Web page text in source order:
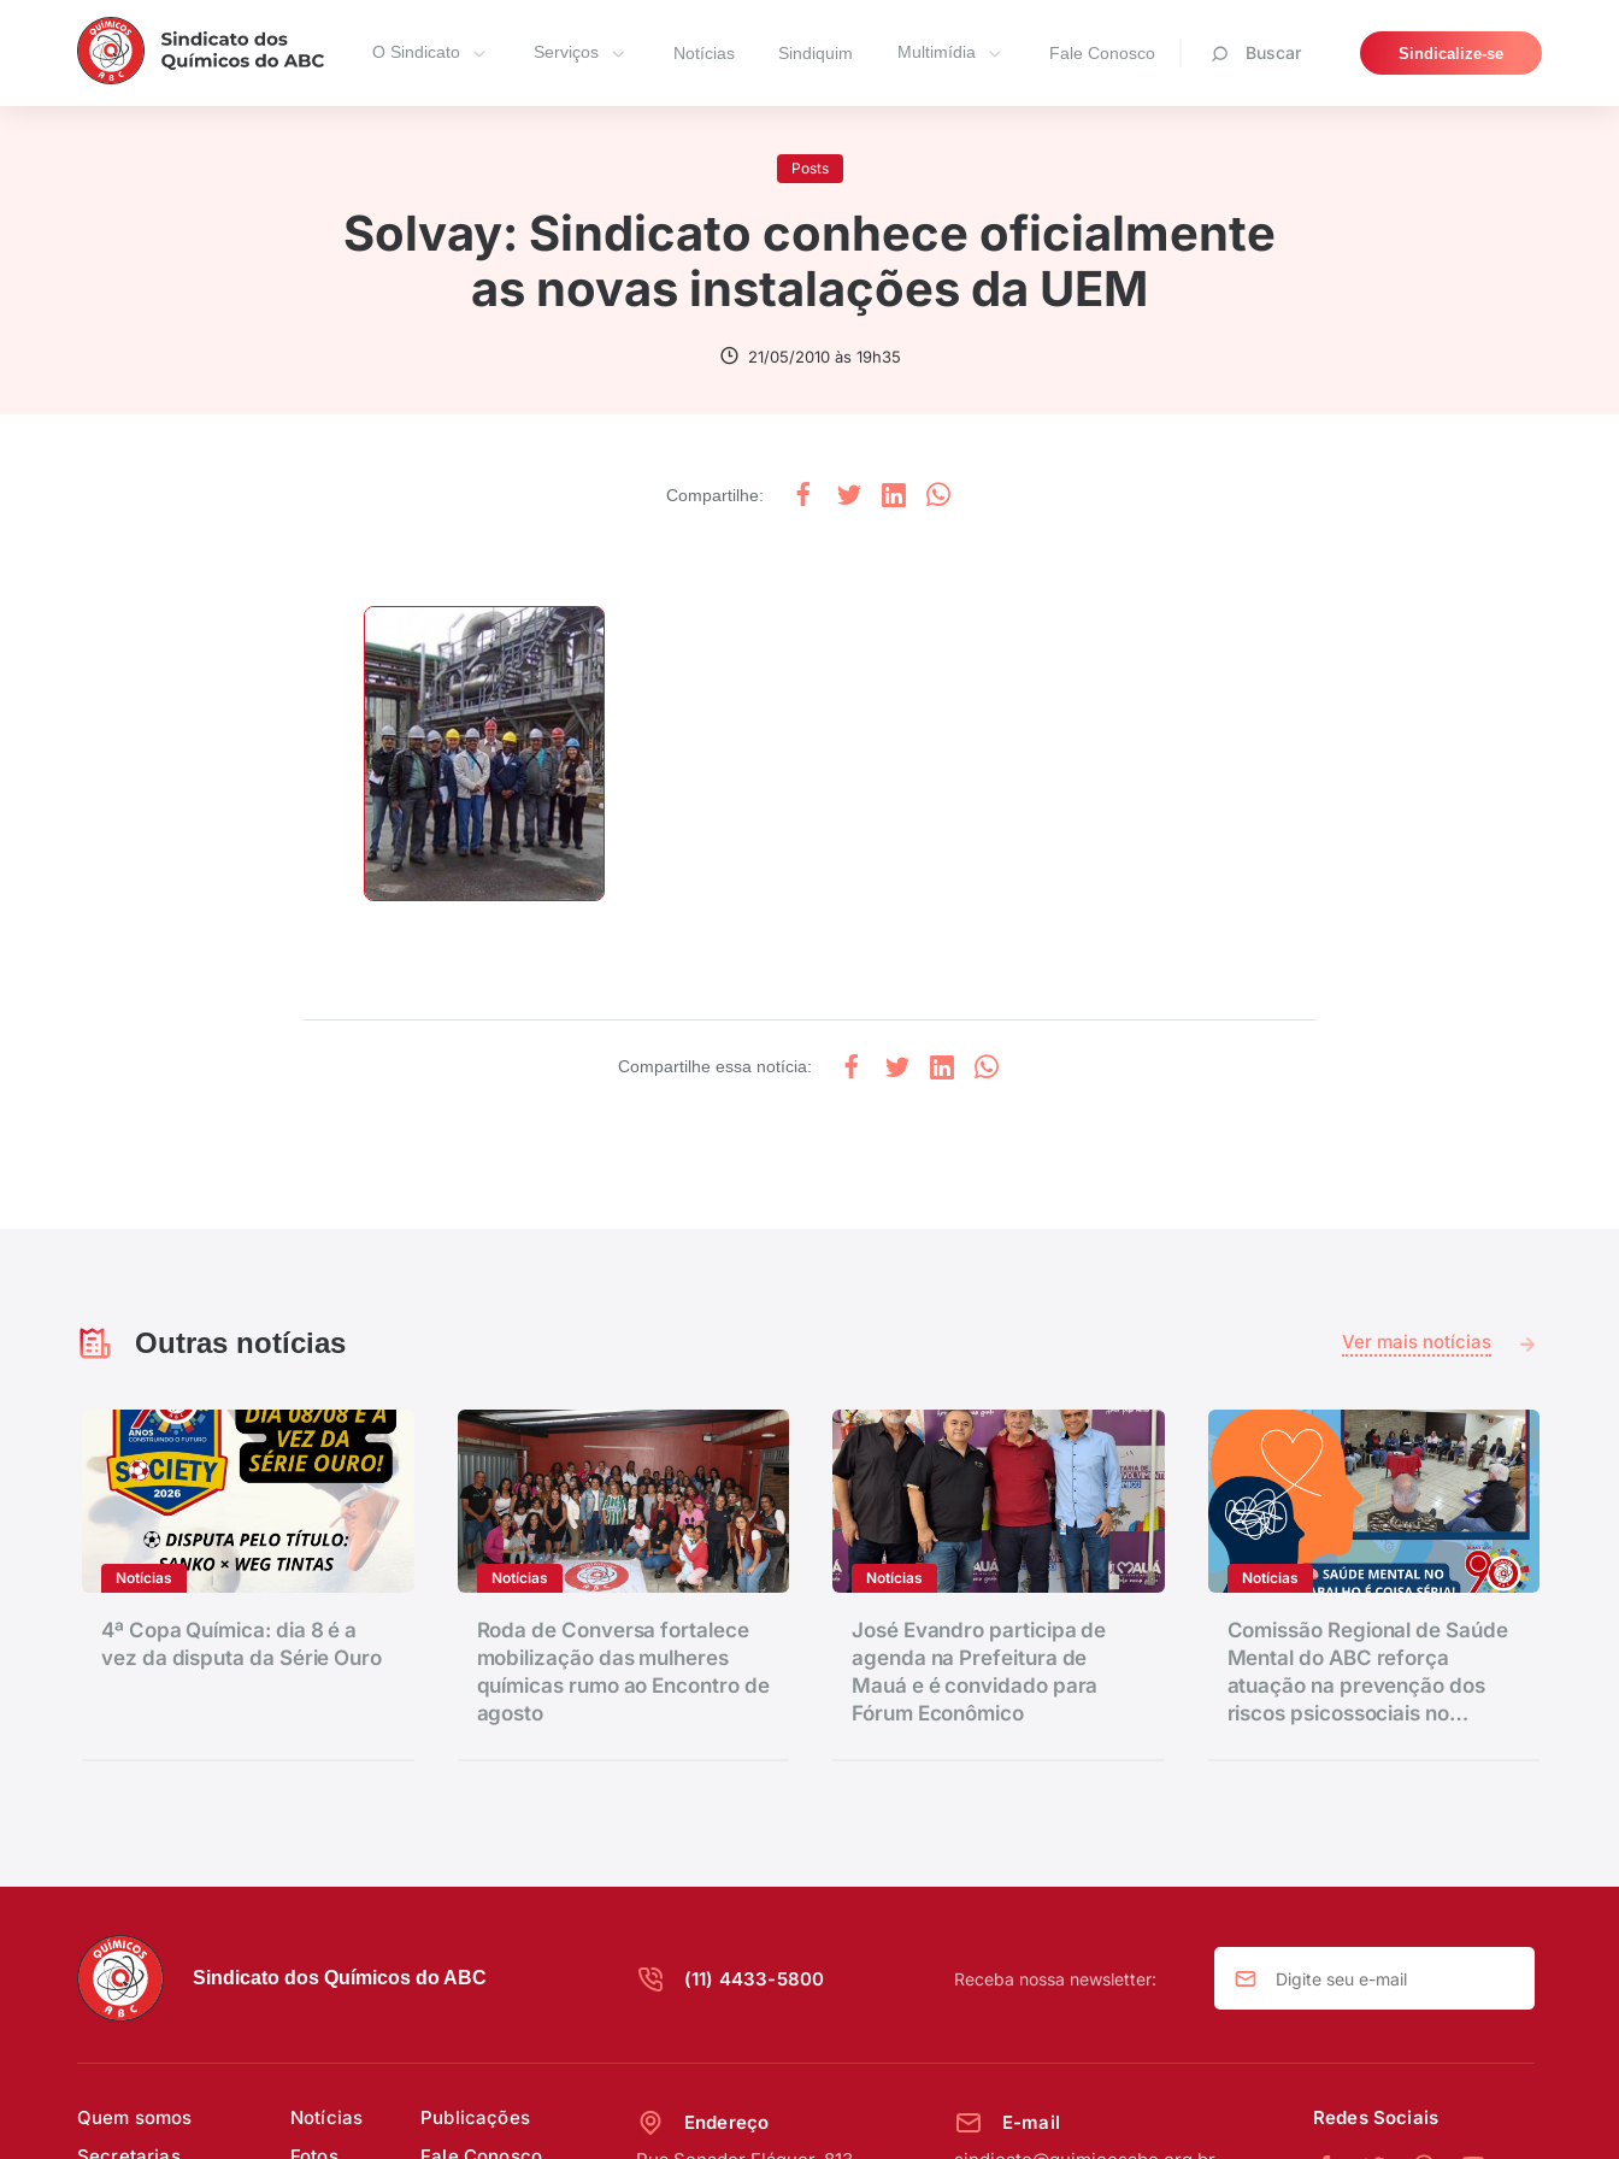
O Sindicato Serviços Notícias Sindiquim Multimídia Fale Conosco Buscar Sindicalize-se
Pesquisar
Posts
Solvay: Sindicato conhece oficialmente
as novas instalações da UEM
21/05/2010 às 19h35
Compartilhe:
Compartilhe essa notícia:
Outras notícias Ver mais notícias
Notícias
4ª Copa Química: dia 8 é a
vez da disputa da Série Ouro
Notícias
Roda de Conversa fortalece
mobilização das mulheres
químicas rumo ao Encontro de
agosto
Notícias
José Evandro participa de
agenda na Prefeitura de
Mauá e é convidado para
Fórum Econômico
Notícias
Comissão Regional de Saúde
Mental do ABC reforça
atuação na prevenção dos
riscos psicossociais no
Sindicato dos Químicos do ABC (11) 4433-5800 Receba nossa newsletter:
Quem somos Notícias
Publicações
Endereço
E-mail
Redes Sociais